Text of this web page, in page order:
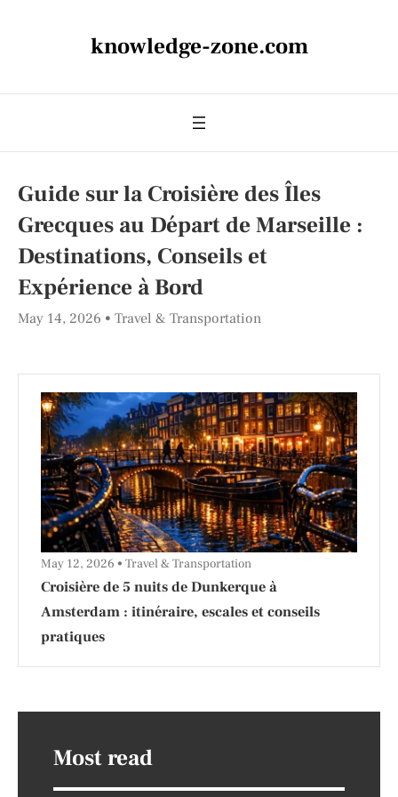
knowledge-zone.com
Guide sur la Croisière des Îles
Grecques au Départ de Marseille :
Destinations, Conseils et
Expérience à Bord
May 14, 2026 Travel & Transportation
Croisière de 5 nuits de Dunkerque à
Amsterdam : itinéraire, escales et conseils
pratiques
May 12, 2026 Travel & Transportation
Most read